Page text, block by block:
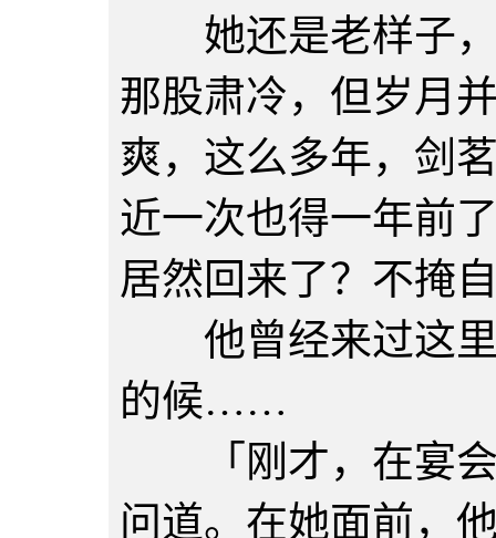
她还是老样子，
那股肃冷，但岁月
爽，这么多年，剑
近一次也得一年前
居然回来了？不掩
他曾经来过这里
的候……
「刚才，在宴会
问道。在她面前，